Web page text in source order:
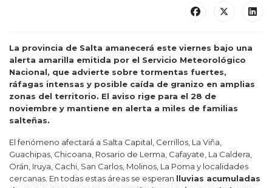
La provincia de Salta amanecerá este viernes bajo una
alerta amarilla emitida por el Servicio Meteorológico
Nacional, que advierte sobre tormentas fuertes,
ráfagas intensas y posible caída de granizo en amplias
zonas del territorio. El aviso rige para el 28 de
noviembre y mantiene en alerta a miles de familias
salteñas.
El fenómeno afectará a Salta Capital, Cerrillos, La Viña,
Guachipas, Chicoana, Rosario de Lerma, Cafayate, La Caldera,
Orán, Iruya, Cachi, San Carlos, Molinos, La Poma y localidades
cercanas. En todas estas áreas se esperan lluvias acumuladas